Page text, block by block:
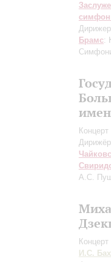
Брамс:
А.С.
И.С. Бах